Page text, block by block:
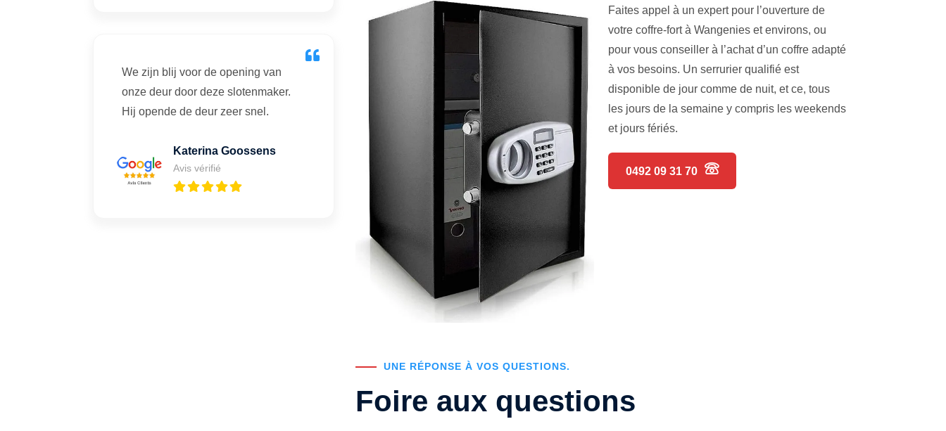
We zijn blij voor de opening van
onze deur door deze slotenmaker.
Hij opende de deur zeer snel.
Katerina Goossens
Avis vérifié
Faites appel à un expert pour l’ouverture de
votre coffre-fort à Wangenies et environs, ou
pour vous conseiller à l’achat d’un coffre adapté
à vos besoins. Un serrurier qualifié est
disponible de jour comme de nuit, et ce, tous
les jours de la semaine y compris les weekends
et jours fériés.
0492 09 31 70
UNE RÉPONSE À VOS QUESTIONS.
Foire aux questions